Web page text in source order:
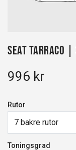
Seat Tarraco |
996 kr
Rutor
7 bakre rutor
Toningsgrad